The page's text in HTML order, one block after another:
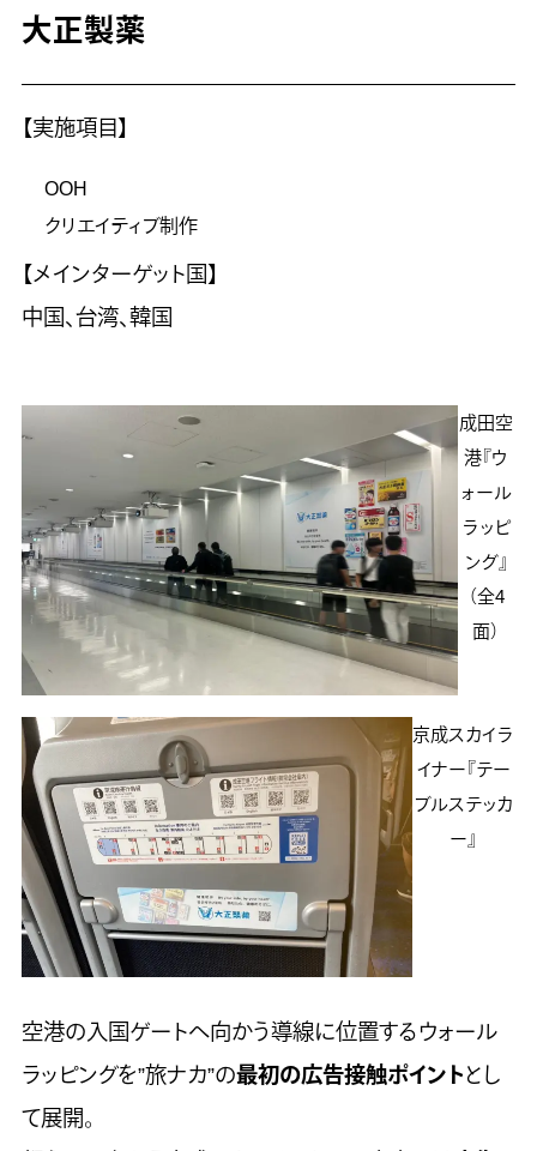
大正製薬
【実施項目】
OOH
クリエイティブ制作
【メインターゲット国】
中国、台湾、韓国
成田空
港『ウ
ォール
ラッピ
ング』
（全4
面）
京成スカイラ
イナー『テー
ブルステッカ
ー』
空港の入国ゲートへ向かう導線に位置するウォール
ラッピングを”旅ナカ”の最初の広告接触ポイントとし
て展開。